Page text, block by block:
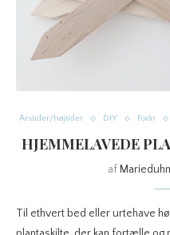
Årstider/højtider DIY Forår
HJEMMELAVEDE
af Marieduhn
Til ethvert bed eller urtehave